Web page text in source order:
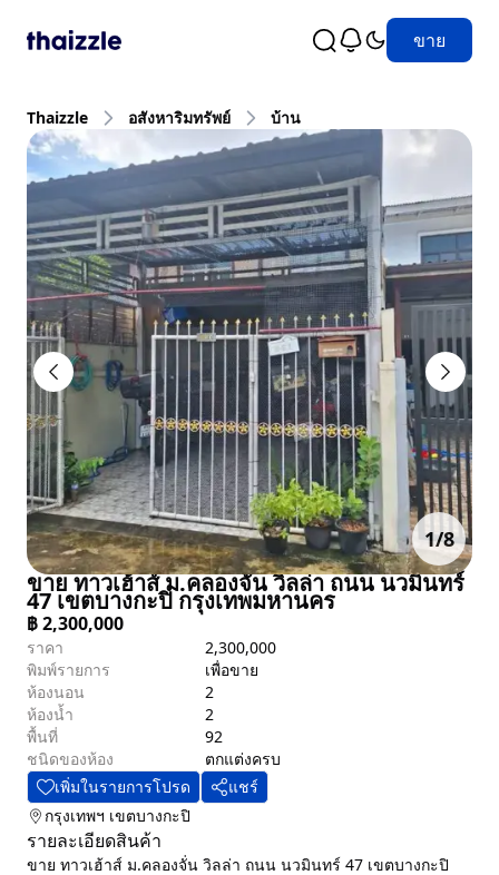
ขาย
Thaizzle อสังหาริมทรัพย์ บ้าน
1/8
ขาย ทาวเฮ้าส์ ม.คลองจั่น วิลล่า ถนน นวมินทร์
47 เขตบางกะปิ กรุงเทพมหานคร
฿2,300,000
ราคา
2,300,000
พิมพ์รายการ
เพื่อขาย
ห้องนอน
2
ห้องน้ำ
2
พื้นที่
92
ชนิดของห้อง
ตกแต่งครบ
เพิ่มในรายการโปรด
แชร์
กรุงเทพฯ เขตบางกะปิ
รายละเอียดสินค้า
ขาย ทาวเฮ้าส์ ม.คลองจั่น วิลล่า ถนน นวมินทร์ 47 เขตบางกะปิ